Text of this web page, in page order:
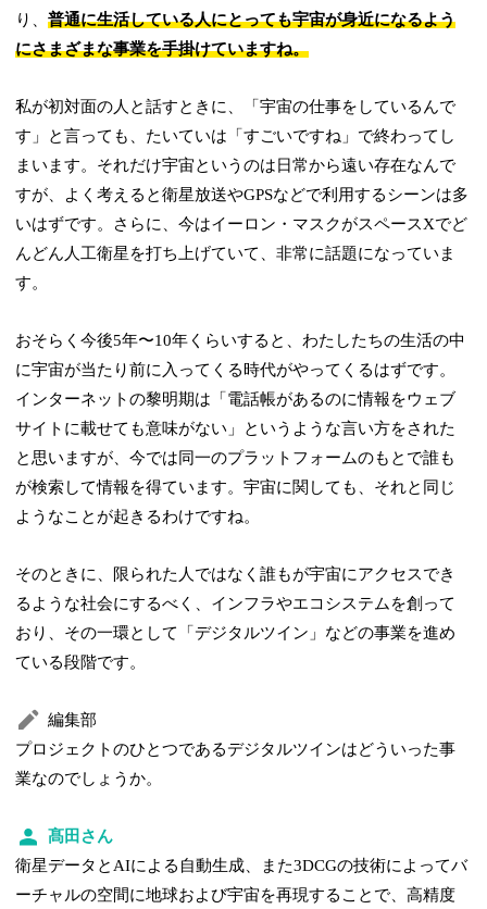
り、普通に生活している人にとっても宇宙が身近になるよう
にさまざまな事業を手掛けていますね。
私が初対面の人と話すときに、「宇宙の仕事をしているんで
す」と言っても、たいていは「すごいですね」で終わってし
まいます。それだけ宇宙というのは日常から遠い存在なんで
すが、よく考えると衛星放送やGPSなどで利用するシーンは多
いはずです。さらに、今はイーロン・マスクがスペースXでど
んどん人工衛星を打ち上げていて、非常に話題になっていま
す。
おそらく今後5年〜10年くらいすると、わたしたちの生活の中
に宇宙が当たり前に入ってくる時代がやってくるはずです。
インターネットの黎明期は「電話帳があるのに情報をウェブ
サイトに載せても意味がない」というような言い方をされた
と思いますが、今では同一のプラットフォームのもとで誰も
が検索して情報を得ています。宇宙に関しても、それと同じ
ようなことが起きるわけですね。
そのときに、限られた人ではなく誰もが宇宙にアクセスでき
るような社会にするべく、インフラやエコシステムを創って
おり、その一環として「デジタルツイン」などの事業を進め
ている段階です。
編集部
プロジェクトのひとつであるデジタルツインはどういった事
業なのでしょうか。
髙田さん
衛星データとAIによる自動生成、また3DCGの技術によってバ
ーチャルの空間に地球および宇宙を再現することで、高精度